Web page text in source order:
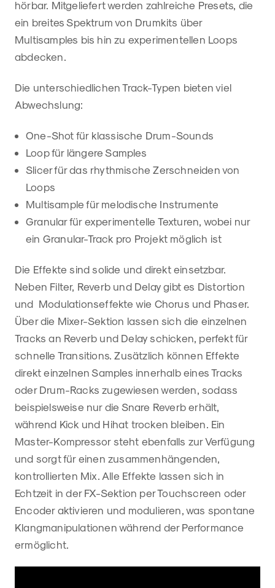
hörbar. Mitgeliefert werden zahlreiche Presets, die
ein breites Spektrum von Drumkits über
Multisamples bis hin zu experimentellen Loops
abdecken.
Die unterschiedlichen Track-Typen bieten viel
Abwechslung:
One-Shot für klassische Drum-Sounds
Loop für längere Samples
Slicer für das rhythmische Zerschneiden von
Loops
Multisample für melodische Instrumente
Granular für experimentelle Texturen, wobei nur
ein Granular-Track pro Projekt möglich ist
Die Effekte sind solide und direkt einsetzbar.
Neben Filter, Reverb und Delay gibt es Distortion
und Modulationseffekte wie Chorus und Phaser.
Über die Mixer-Sektion lassen sich die einzelnen
Tracks an Reverb und Delay schicken, perfekt für
schnelle Transitions. Zusätzlich können Effekte
direkt einzelnen Samples innerhalb eines Tracks
oder Drum-Racks zugewiesen werden, sodass
beispielsweise nur die Snare Reverb erhält,
während Kick und Hihat trocken bleiben. Ein
Master-Kompressor steht ebenfalls zur Verfügung
und sorgt für einen zusammenhängenden,
kontrollierten Mix. Alle Effekte lassen sich in
Echtzeit in der FX-Sektion per Touchscreen oder
Encoder aktivieren und modulieren, was spontane
Klangmanipulationen während der Performance
ermöglicht.